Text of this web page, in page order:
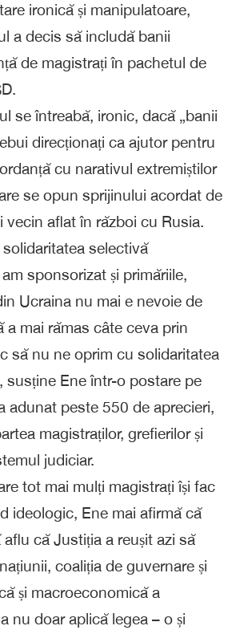
ironică și manipulatoare,
a decis să includă banii
de magistrați în pachetul de
se întreabă, ironic, dacă „banii
direcționați ca ajutor pentru
cu narativul extremiștilor
se opun sprijinului acordat de
vecin aflat în război cu Rusia.
solidaritatea selectivă
sponsorizat și primăriile,
Ucraina nu mai e nevoie de
a mai rămas câte ceva prin
să nu ne oprim cu solidaritatea
susține Ene într-o postare pe
adunat peste 550 de aprecieri,
magistraților, grefierilor și
judiciar.
tot mai mulți magistrați își fac
ideologic, Ene mai afirmă că
că Justiția a reușit azi să
coaliția de guvernare și
și macroeconomică a
nu doar aplică legea – o și